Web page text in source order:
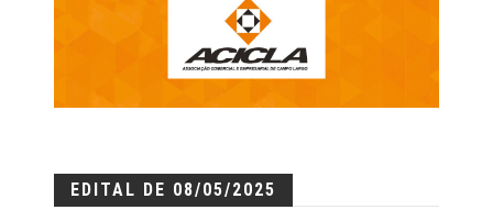
EDITAL DE 08/05/2025